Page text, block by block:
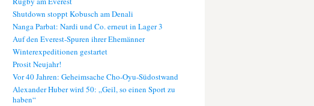
Shutdown stoppt Kobusch am Denali
Nanga Parbat: Nardi und Co. erneut in Lager 3
Auf den Everest-Spuren ihrer Ehemänner
Winterexpeditionen gestartet
Prosit Neujahr!
Vor 40 Jahren: Geheimsache Cho-Oyu-Südostwand
Alexander Huber wird 50: „Geil, so einen Sport zu
haben“